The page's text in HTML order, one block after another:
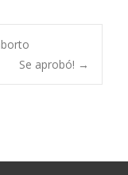
de
Se aprobó! →